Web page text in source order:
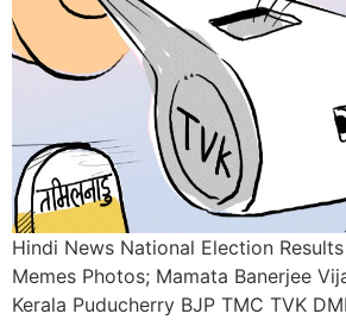
Hindi News National Election
Memes Photos; Mamata Banerjee
Kerala Puducherry BJP TMC TVK